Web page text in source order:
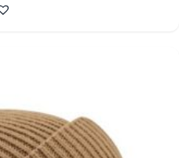
être
choisies